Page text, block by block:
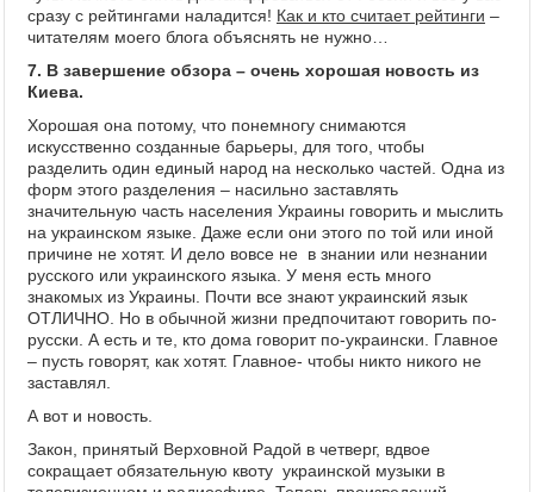
сразу с рейтингами наладится! Как и кто считает рейтинги –
читателям моего блога объяснять не нужно…
7. В завершение обзора – очень хорошая новость из
Киева.
Хорошая она потому, что понемногу снимаются
искусственно созданные барьеры, для того, чтобы
разделить один единый народ на несколько частей. Одна из
форм этого разделения – насильно заставлять
значительную часть населения Украины говорить и мыслить
на украинском языке. Даже если они этого по той или иной
причине не хотят. И дело вовсе не в знании или незнании
русского или украинского языка. У меня есть много
знакомых из Украины. Почти все знают украинский язык
ОТЛИЧНО. Но в обычной жизни предпочитают говорить по-
русски. А есть и те, кто дома говорит по-украински. Главное
– пусть говорят, как хотят. Главное- чтобы никто никого не
заставлял.
А вот и новость.
Закон, принятый Верховной Радой в четверг, вдвое
сокращает обязательную квоту украинской музыки в